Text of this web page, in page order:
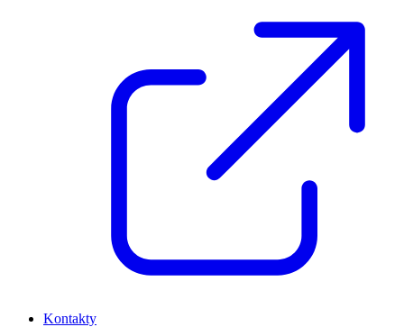
Kontakty